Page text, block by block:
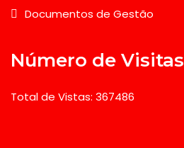
Documentos de Gestão
Número de Visitas
Total de Vistas: 367486